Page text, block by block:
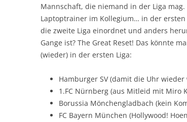
Mannschaft, die niemand in der Liga
Laptoptrainer im Kollegium… in der
die zweite Liga einordnet und anders
Gange ist? The Great Reset! Das könnte
(wieder) in der ersten Liga:
Hamburger SV (damit die Uhr
1.FC Nürnberg (aus Mitleid mit Miro
Borussia Mönchengladbach (kein
FC Bayern München (Hollywood!